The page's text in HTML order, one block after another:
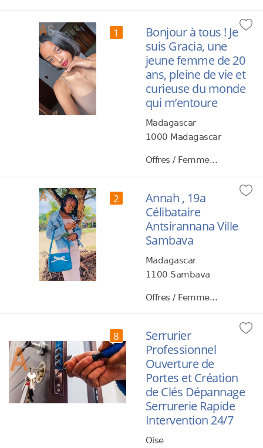
1
Bonjour à tous ! Je
suis Gracia, une
jeune femme de 20
ans, pleine de vie et
curieuse du monde
qui m’entoure
Madagascar
1000 Madagascar
Offres / Femme...
2
Annah , 19a
Célibataire
Antsirannana Ville
Sambava
Madagascar
1100 Sambava
Offres / Femme...
8
Serrurier
Professionnel
Ouverture de
Portes et Création
de Clés Dépannage
Serrurerie Rapide
Intervention 24/7
Oise